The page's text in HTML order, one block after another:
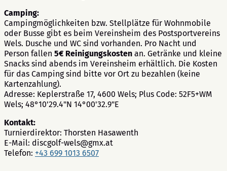
Camping:
Campingmöglichkeiten bzw. Stellplätze für Wohnmobile
oder Busse gibt es beim Vereinsheim des Postsportvereins
Wels. Dusche und WC sind vorhanden. Pro Nacht und
Person fallen 5€ Reinigungskosten an. Getränke und kleine
Snacks sind abends im Vereinsheim erhältlich. Die Kosten
für das Camping sind bitte vor Ort zu bezahlen (keine
Kartenzahlung).
Adresse: Keplerstraße 17, 4600 Wels; Plus Code: 52F5+WM
Wels; 48°10'29.4"N 14°00'32.9"E
Kontakt:
Turnierdirektor: Thorsten Hasawenth
E-Mail: discgolf-wels@gmx.at
Telefon: +43 699 1013 6507